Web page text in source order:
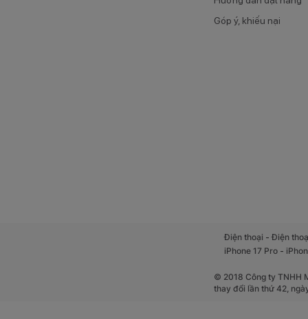
Góp ý, khiếu nại
Điện thoại -Điện
iPhone 17 Pro -
© 2018 Công ty TNHH
thay đổi lần thứ 42,